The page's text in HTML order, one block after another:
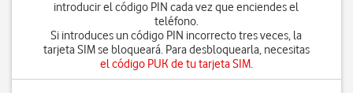
introducir el código PIN cada vez que enciendes el
teléfono.
Si introduces un código PIN incorrecto tres veces, la
tarjeta SIM se bloqueará. Para desbloquearla, necesitas
el código PUK de tu tarjeta SIM.